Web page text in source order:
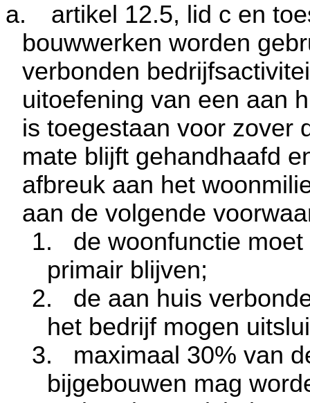
a.
artikel 12.5, lid c en
bouwwerken worden
verbonden
uitoefening van een aan
is toegestaan voor zover
mate blijft gehandhaafd
afbreuk aan het
aan de volgende
1.
de woonfunctie
primair blijven;
2.
de aan huis
het bedrijf mogen
3.
maximaal 30% van
bijgebouwen mag